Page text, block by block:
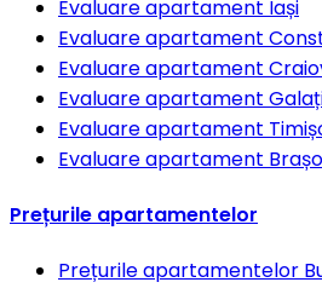
Evaluare apartament Iași
Evaluare apartament
Evaluare apartament
Evaluare apartament
Evaluare apartament
Evaluare apartament
Prețurile apartamentelor
Prețurile apartamentelor